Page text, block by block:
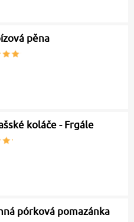
pěna
koláče - Frgále
pórková pomazánka